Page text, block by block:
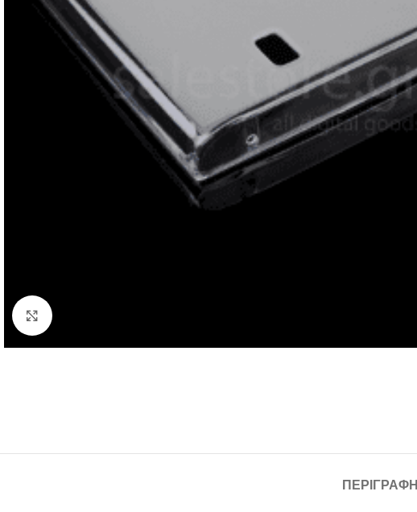
ΠΕΡΙΓΡΑΦΉ